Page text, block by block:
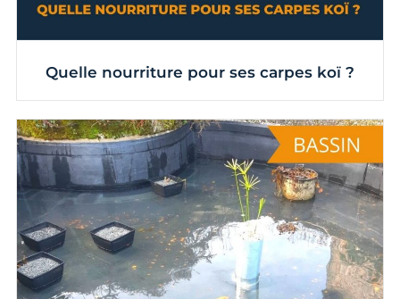
Quelle nourriture pour ses carpes koï ?